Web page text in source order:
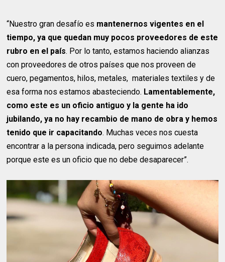
“Nuestro gran desafío es mantenernos vigentes en el
tiempo, ya que quedan muy pocos proveedores de este
rubro en el país. Por lo tanto, estamos haciendo alianzas
con proveedores de otros países que nos proveen de
cuero, pegamentos, hilos, metales, materiales textiles y de
esa forma nos estamos abasteciendo. Lamentablemente,
como este es un oficio antiguo y la gente ha ido
jubilando, ya no hay recambio de mano de obra y hemos
tenido que ir capacitando. Muchas veces nos cuesta
encontrar a la persona indicada, pero seguimos adelante
porque este es un oficio que no debe desaparecer”.